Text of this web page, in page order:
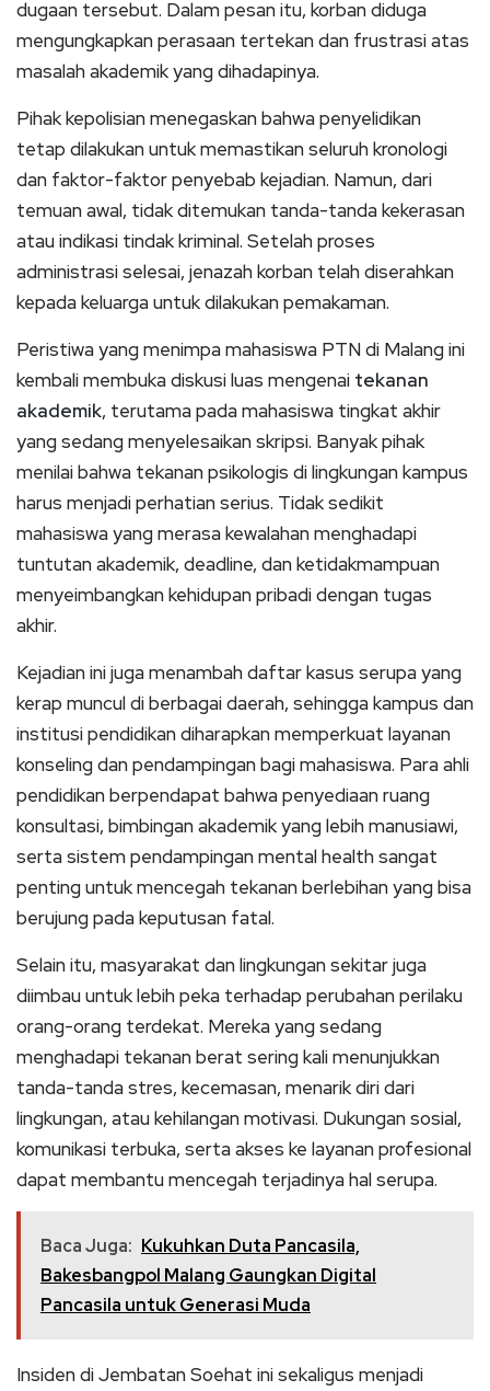
dugaan tersebut. Dalam pesan itu, korban diduga
mengungkapkan perasaan tertekan dan frustrasi atas
masalah akademik yang dihadapinya.
Pihak kepolisian menegaskan bahwa penyelidikan
tetap dilakukan untuk memastikan seluruh kronologi
dan faktor-faktor penyebab kejadian. Namun, dari
temuan awal, tidak ditemukan tanda-tanda kekerasan
atau indikasi tindak kriminal. Setelah proses
administrasi selesai, jenazah korban telah diserahkan
kepada keluarga untuk dilakukan pemakaman.
Peristiwa yang menimpa mahasiswa PTN di Malang ini
kembali membuka diskusi luas mengenai tekanan
akademik, terutama pada mahasiswa tingkat akhir
yang sedang menyelesaikan skripsi. Banyak pihak
menilai bahwa tekanan psikologis di lingkungan kampus
harus menjadi perhatian serius. Tidak sedikit
mahasiswa yang merasa kewalahan menghadapi
tuntutan akademik, deadline, dan ketidakmampuan
menyeimbangkan kehidupan pribadi dengan tugas
akhir.
Kejadian ini juga menambah daftar kasus serupa yang
kerap muncul di berbagai daerah, sehingga kampus dan
institusi pendidikan diharapkan memperkuat layanan
konseling dan pendampingan bagi mahasiswa. Para ahli
pendidikan berpendapat bahwa penyediaan ruang
konsultasi, bimbingan akademik yang lebih manusiawi,
serta sistem pendampingan mental health sangat
penting untuk mencegah tekanan berlebihan yang bisa
berujung pada keputusan fatal.
Selain itu, masyarakat dan lingkungan sekitar juga
diimbau untuk lebih peka terhadap perubahan perilaku
orang-orang terdekat. Mereka yang sedang
menghadapi tekanan berat sering kali menunjukkan
tanda-tanda stres, kecemasan, menarik diri dari
lingkungan, atau kehilangan motivasi. Dukungan sosial,
komunikasi terbuka, serta akses ke layanan profesional
dapat membantu mencegah terjadinya hal serupa.
Baca Juga: Kukuhkan Duta Pancasila,
Bakesbangpol Malang Gaungkan Digital
Pancasila untuk Generasi Muda
Insiden di Jembatan Soehat ini sekaligus menjadi